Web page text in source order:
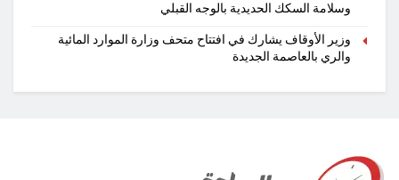
وسلامة السكك الحديدية بالوجه القبلي
وزير الأوقاف يشارك في افتتاح متحف وزارة الموارد المائية
والري بالعاصمة الجديدة